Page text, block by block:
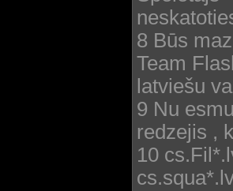
8 Būs
Team
latviešu
9 Nu
redzejis ,
10